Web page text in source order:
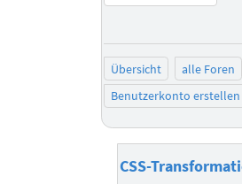
Übersicht alle Foren
Benutzerkonto erstellen
CSS-